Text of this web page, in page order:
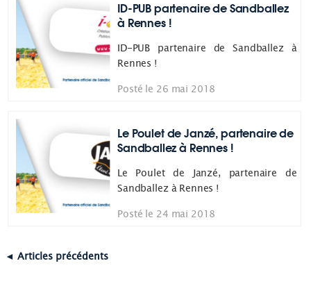
ID-PUB partenaire de Sandballez
à Rennes !
ID-PUB partenaire de Sandballez à
Rennes !
Posté le 26 mai 2018
Le Poulet de Janzé, partenaire de
Sandballez à Rennes !
Le Poulet de Janzé, partenaire de
Sandballez à Rennes !
Posté le 24 mai 2018
◄ Articles précédents